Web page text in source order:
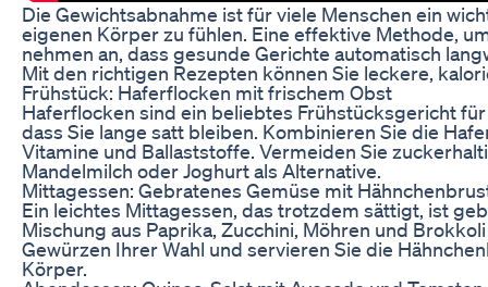
Die Gewichtsabnahme ist für viele Menschen ein
eigenen Körper zu fühlen. Eine effektive Methode,
nehmen an, dass gesunde Gerichte automatisch
Mit den richtigen Rezepten können Sie leckere,
Frühstück: Haferflocken mit frischem Obst
Haferflocken sind ein beliebtes Frühstücksgericht
dass Sie lange satt bleiben. Kombinieren Sie die
Vitamine und Ballaststoffe. Vermeiden Sie
Mandelmilch oder Joghurt als Alternative.
Mittagessen: Gebratenes Gemüse mit
Ein leichtes Mittagessen, das trotzdem sättigt, ist
Mischung aus Paprika, Zucchini, Möhren und
Gewürzen Ihrer Wahl und servieren Sie die
Körper.